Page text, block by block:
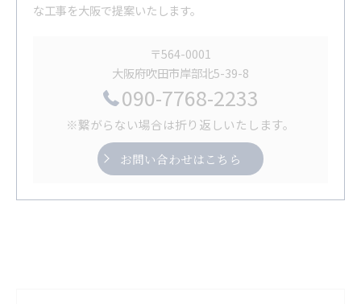
な工事を大阪で提案いたします。
〒564-0001
大阪府吹田市岸部北5-39-8
090-7768-2233
※繋がらない場合は折り返しいたします。
お問い合わせはこちら